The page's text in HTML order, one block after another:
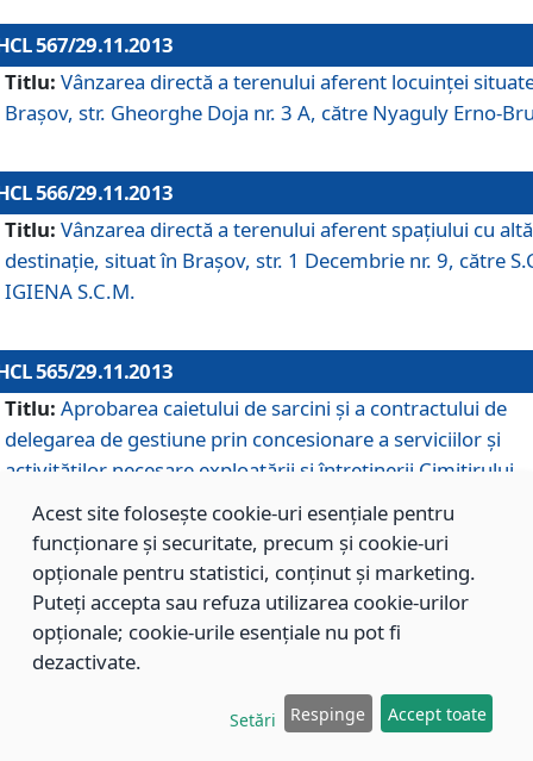
567/29.11.2013
Titlu: Vânzarea directă a terenului aferent locuinţei
Braşov, str. Gheorghe Doja nr. 3 A, către Nyaguly Erno-
566/29.11.2013
Titlu: Vânzarea directă a terenului aferent spaţiului cu altă
destinaţie, situat în Braşov, str. 1 Decembrie nr. 9, către
IGIENA S.C.M.
565/29.11.2013
Titlu: Aprobarea caietului de sarcini şi a contractului de
delegarea de gestiune prin concesionare a serviciilor şi
activităţilor necesare exploatării şi întreţinerii Cimitirului
Municipal Braşov situat în str. Dimitrie Anghel nr. 19.
564/29.11.2013
Titlu: Completarea şi modificarea H.C.L. nr. 446/2013,
care s-a aprobat studiul de fundamentare pentru
Acest site folosește cookie-uri esențiale pentru
funcționare și securitate, precum și cookie-uri
opționale pentru statistici, conținut și marketing.
Puteți accepta sau refuza utilizarea cookie-urilor
opționale; cookie-urile esențiale nu pot fi
dezactivate.
Setări Respinge Accept toate